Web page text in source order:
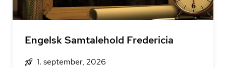
Engelsk Samtalehold Fredericia
1. september, 2026